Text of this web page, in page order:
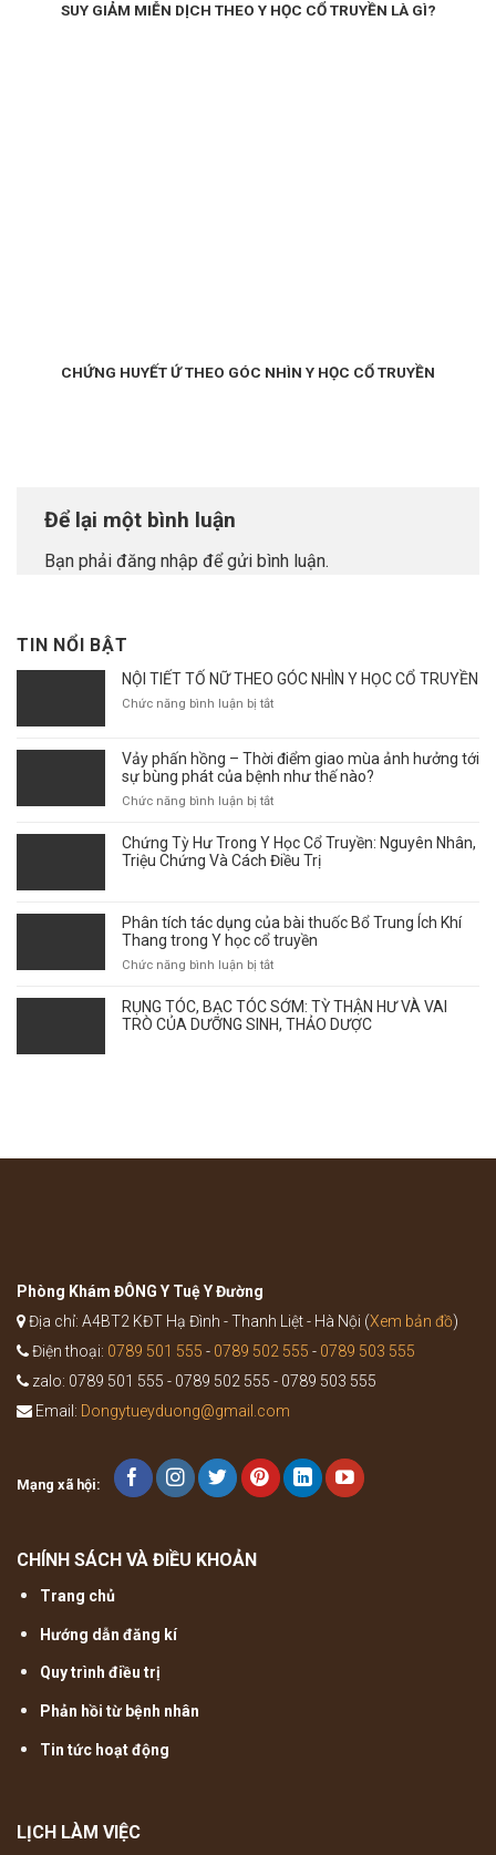
SUY GIẢM MIỄN DỊCH THEO Y HỌC CỔ TRUYỀN LÀ GÌ?
CHỨNG HUYẾT Ứ THEO GÓC NHÌN Y HỌC CỔ TRUYỀN
Để lại một bình luận
Bạn phải đăng nhập để gửi bình luận.
TIN NỔI BẬT
NỘI TIẾT TỐ NỮ THEO GÓC NHÌN Y HỌC CỔ TRUYỀN
Chức năng bình luận bị tắtở
TỐ
NỮ
THEO
NHÌN
Y
Vảy phấn hồng – Thời điểm giao mùa ảnh hưởng tới
sự bùng phát của bệnh như thế nào?
Chức năng bình luận bị tắtở
phấn
hồng
điểm
giao
mùa
ảnh
tới
sự
nào?
Chứng Tỳ Hư Trong Y Học Cổ Truyền: Nguyên Nhân,
Triệu Chứng Và Cách Điều Trị
Phân tích tác dụng của bài thuốc Bổ Trung Ích Khí
Thang trong Y học cổ truyền
Chức năng bình luận bị tắtở
tích
tác
RỤNG TÓC, BẠC TÓC SỚM: TỲ THẬN HƯ VÀ VAI
TRÒ CỦA DƯỠNG SINH, THẢO DƯỢC
Phòng Khám ĐÔNG Y Tuệ Y Đường
Địa chỉ: A4BT2 KĐT Hạ Đình - Thanh Liệt - Hà Nội (Xem bản đồ)
Điện thoại: 0789 501 555 - 0789 502 555 - 0789 503 555
zalo: 0789 501 555 - 0789 502 555 - 0789 503 555
Email: Dongytueyduong@gmail.com
Mạng xã hội:
CHÍNH SÁCH VÀ ĐIỀU KHOẢN
Trang chủ
Hướng dẫn đăng kí
Quy trình điều trị
Phản hồi từ bệnh nhân
Tin tức hoạt động
LỊCH LÀM VIỆC